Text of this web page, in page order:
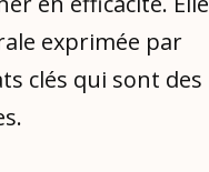
exprimée par
clés qui sont des